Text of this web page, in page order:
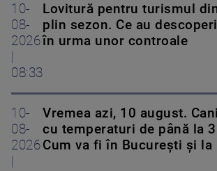
10-
08-
2026
|
08:33
Lovitură pentru turismul
plin sezon. Ce au
în urma unor controale
10-
08-
2026
|
Vremea azi, 10 august.
cu temperaturi de până la
Cum va fi în București și la